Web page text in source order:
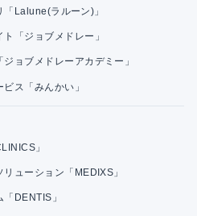
Lalune(ラルーン)」
「ジョブメドレー」
ョブメドレーアカデミー」
ス「みんかい」
」
ューション「MEDIXS」
DENTIS」